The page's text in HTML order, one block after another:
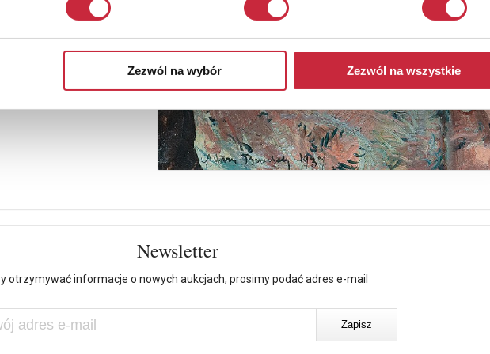
Zezwól na wybór Zezwól na wszystkie
Newsletter
otrzymywać informacje o nowych aukcjach, prosimy podać adres e-mail